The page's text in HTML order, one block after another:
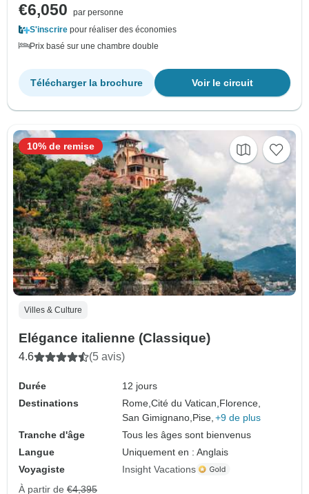
€6,050
par personne
S'inscrire pour réaliser des économies
Prix basé sur une chambre double
Voir le circuit
Télécharger la brochure
Villes & Culture
Elégance italienne (Classique)
4.6 (5 avis)
Durée
12 jours
Destinations
Rome,Cité du Vatican, Florence,
San Gimignano, Pise, +9 de plus
Tranche d'âge
Tous les âges sont bienvenus
Langue
Uniquement en : Anglais
Voyagiste
Insight Vacations
10% de remise
À partir de €4,395